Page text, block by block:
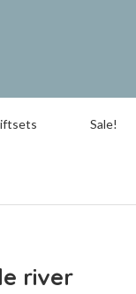
Sale!
river